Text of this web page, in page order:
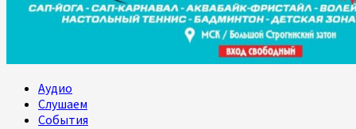
Аудио
Слушаем
События